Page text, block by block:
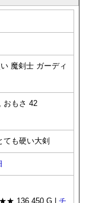
魔剣士 ガーディ
おもさ 42
ても硬い大剣